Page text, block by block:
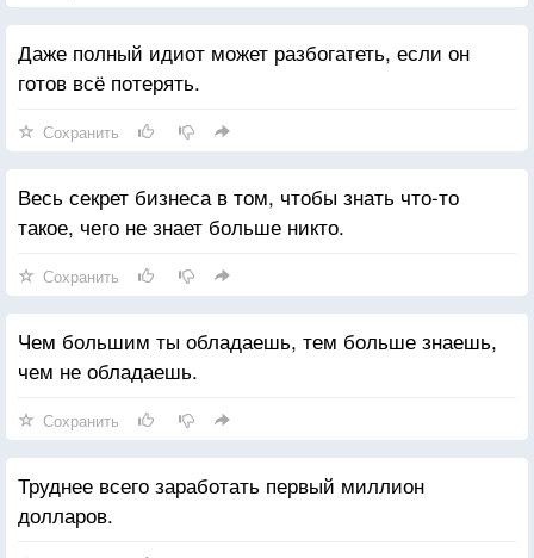
Даже полный идиот может разбогатеть, если он
готов всё потерять.
Сохранить
Весь секрет бизнеса в том, чтобы знать что-то
такое, чего не знает больше никто.
Сохранить
Чем большим ты обладаешь, тем больше знаешь,
чем не обладаешь.
Сохранить
Труднее всего заработать первый миллион
долларов.